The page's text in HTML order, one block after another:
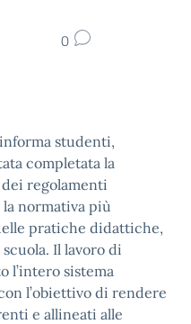
0
informa studenti,
completata la
regolamenti
normativa più
pratiche didattiche,
Il lavoro di
l’intero sistema
l’obiettivo di rendere
e allineati alle